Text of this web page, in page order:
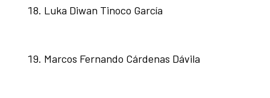
Luka Diwan Tinoco García
Marcos Fernando Cárdenas Dávila